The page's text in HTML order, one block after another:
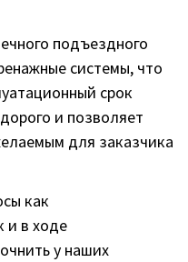
подъездного
системы, что
срок
и позволяет
для заказчика
как
и в ходе
у наших